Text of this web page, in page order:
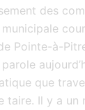
des
Pointe-à-
que
Il y a un